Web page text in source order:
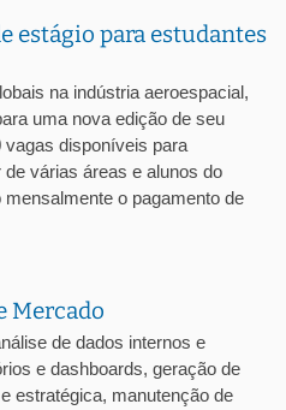
estágio para estudantes
na indústria aeroespacial,
uma nova edição de seu
vagas disponíveis para
várias áreas e alunos do
o pagamento de
Mercado
de dados internos e
e dashboards, geração de
estratégica, manutenção de